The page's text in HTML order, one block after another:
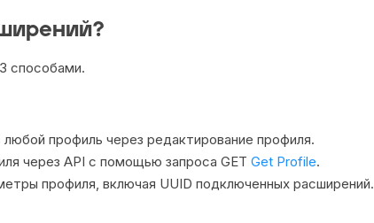
способами.
профиль через редактирование профиля.
через API с помощью запроса GET Get Profile.
профиля, включая UUID подключенных расширений.